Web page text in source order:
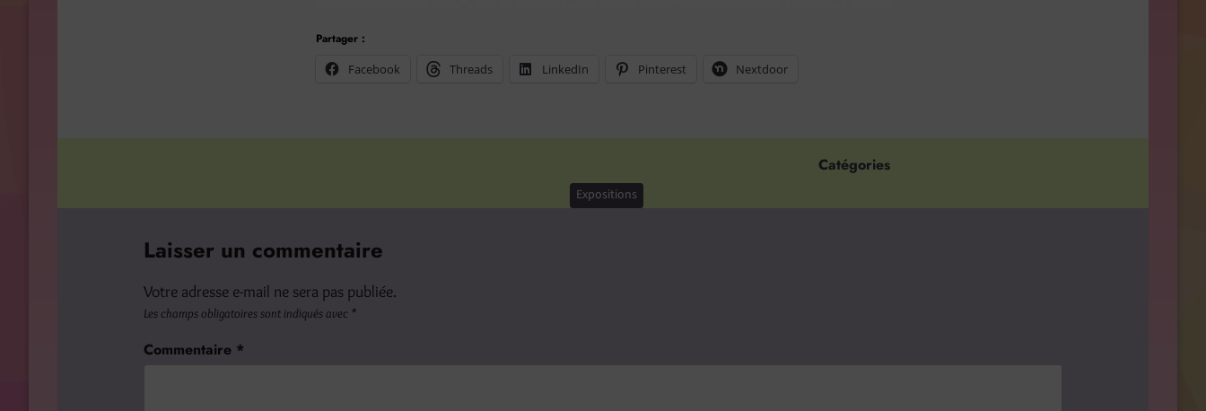
Partager :
Facebook
Threads LinkedIn Pinterest Nextdoor
Catégories
Expositions
Laisser un commentaire
Votre adresse e-mail ne sera pas publiée.
Les champs obligatoires sont indiqués avec *
Commentaire *